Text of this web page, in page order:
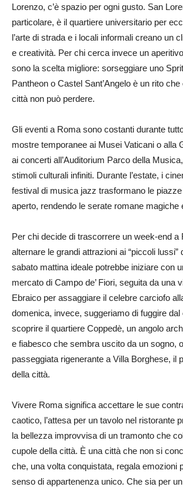
Lorenzo, c’è spazio per ogni gusto. San
particolare, è il quartiere universitario per
l’arte di strada e i locali informali creano un
e creatività. Per chi cerca invece un
sono la scelta migliore: sorseggiare uno
Pantheon o Castel Sant’Angelo è un rito
città non può perdere.
Gli eventi a Roma sono costanti durante
mostre temporanee ai Musei Vaticani o alla
ai concerti all’Auditorium Parco della
stimoli culturali infiniti. Durante l’estate, i
festival di musica jazz trasformano le
aperto, rendendo le serate romane magiche
Per chi decide di trascorrere un week-end a
alternare le grandi attrazioni ai “piccoli lussi”
sabato mattina ideale potrebbe iniziare con
mercato di Campo de’ Fiori, seguita da una
Ebraico per assaggiare il celebre carciofo
domenica, invece, suggeriamo di fuggire dal
scoprire il quartiere Coppedè, un angolo
e fiabesco che sembra uscito da un sogno,
passeggiata rigenerante a Villa Borghese, il
della città.
Vivere Roma significa accettare le sue
caotico, l’attesa per un tavolo nel ristorante
la bellezza improvvisa di un tramonto che
cupole della città. È una città che non si
che, una volta conquistata, regala emozioni
senso di appartenenza unico. Che sia per